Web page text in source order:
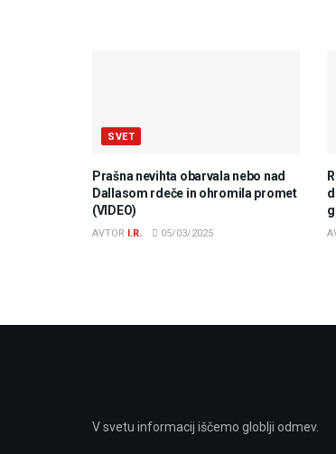
SVET
Prašna nevihta obarvala nebo nad
Dallasom rdeče in ohromila promet
(VIDEO)
AVTOR I.R. 05/03/2025
V svetu informacij iščemo globlji odmev.